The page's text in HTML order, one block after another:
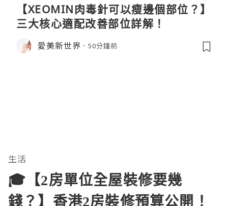
【XEOMIN肉毒針可以瘦邊個部位？】
三大核心適配改善部位詳解！
愛美新世界 50分鐘前
生活
🎓【2房單位全屋裝修要幾
錢？】香港2房裝修預算公開！